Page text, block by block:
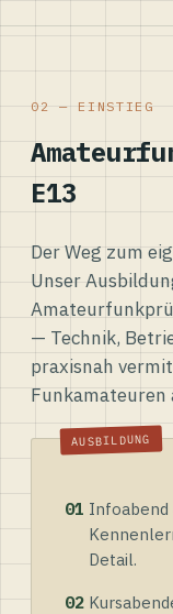
02 — EINSTIEG
E13
Der Weg zum
Unser
— Technik,
praxisnah
Funkamateuren
01 Infoabend
Detail.
02